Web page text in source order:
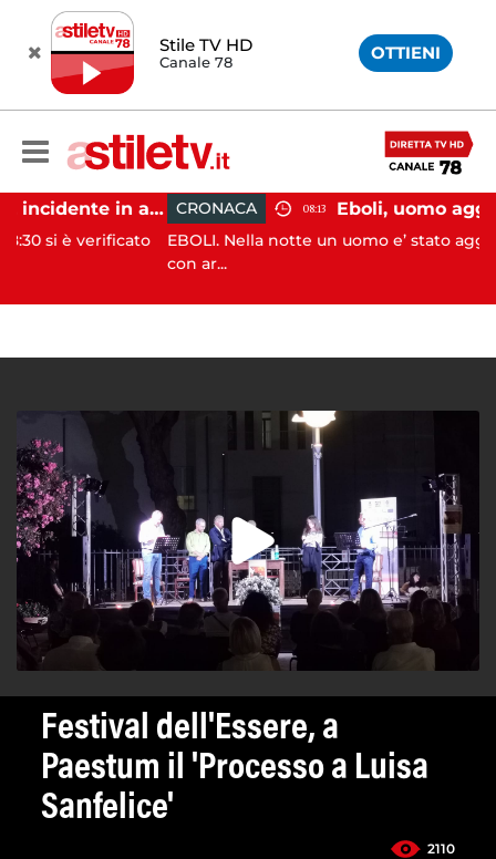
Stile TV HD
Canale 78 OTTIENI
Pontecagnano, incidente in autostrada: 5 giovani feriti
verificato
CRONACA 08:13
EBOLI. Nella notte un uomo e’ stato aggredito e
Festival dell'Essere, a
Paestum il 'Processo a Luisa
Sanfelice'
2110